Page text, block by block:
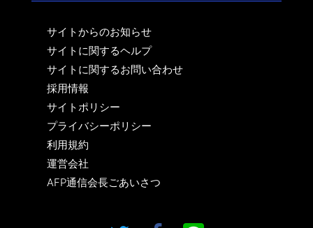
サイトからのお知らせ
サイトに関するヘルプ
サイトに関するお問い合わせ
採用情報
サイトポリシー
プライバシーポリシー
利用規約
運営会社
AFP通信会長ごあいさつ